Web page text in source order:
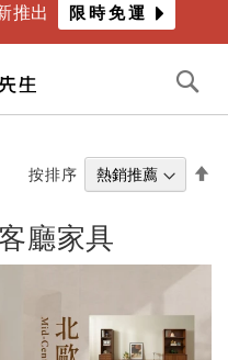
推出 限時免運
廳家具
按排序